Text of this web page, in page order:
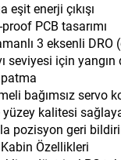
eşit enerji çıkışı
PCB tasarımı
3 eksenli DRO
seviyesi için
bağımsız servo
kalitesi
pozisyon geri
Özellikleri